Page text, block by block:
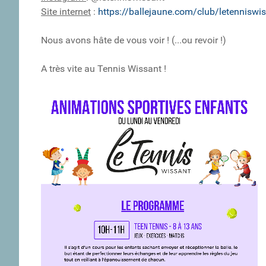
Site internet : https://ballejaune.com/club/
Nous avons hâte de vous voir ! (...ou revoir !)
A très vite au Tennis Wissant !